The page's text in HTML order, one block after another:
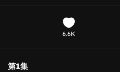
6.6K
第1集